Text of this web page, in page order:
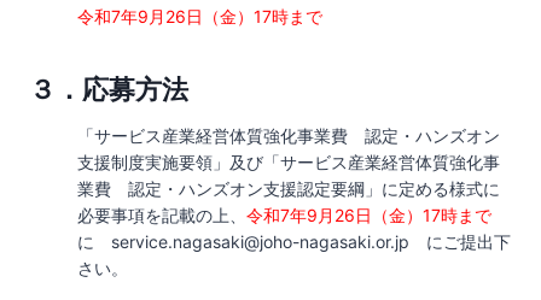
令和7年9月26日（金）17時まで
３．応募方法
「サービス産業経営体質強化事業費 認定・ハンズオン
支援制度実施要領」及び「サービス産業経営体質強化事
業費 認定・ハンズオン支援認定要綱」に定める様式に
必要事項を記載の上、 令和7年9月26日（金）17時まで
に service.nagasaki@joho-nagasaki.or.jp にご提出下
さい。